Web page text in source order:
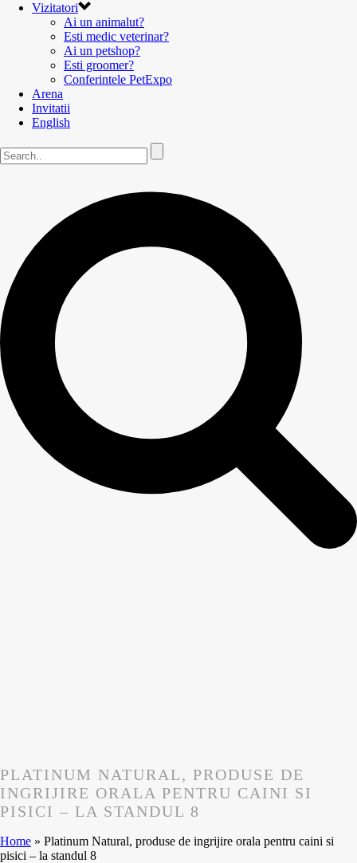
Vizitatori
Ai un animalut?
Esti medic veterinar?
Ai un petshop?
Esti groomer?
Conferintele PetExpo
Arena
Invitatii
English
PLATINUM NATURAL, PRODUSE DE
INGRIJIRE ORALA PENTRU CAINI SI
PISICI – LA STANDUL 8
Home » Platinum Natural, produse de ingrijire orala pentru caini si
pisici – la standul 8